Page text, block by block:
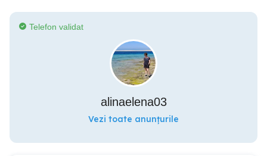
Telefon validat
alinaelena03
Vezi toate anunțurile